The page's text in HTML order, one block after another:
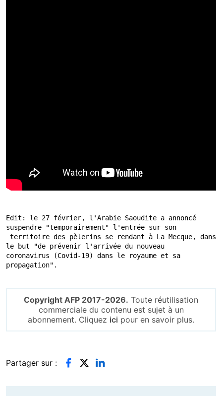
Edit: le 27 février, l'Arabie Saoudite a annoncé
suspendre "temporairement" l'entrée sur son
le but "de prévenir l'arrivée du nouveau
coronavirus (Covid-19) dans le royaume et sa
Copyright AFP 2017-2026. Toute réutilisation
commerciale du contenu est sujet à un
abonnement. Cliquez ici pour en savoir plus.
Partager sur :